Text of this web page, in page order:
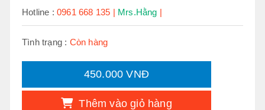
Hotline :0961 668 135 | Mrs.Hằng |
Tình trạng : Còn hàng
450.000 VNĐ
Thêm vào giỏ hàng